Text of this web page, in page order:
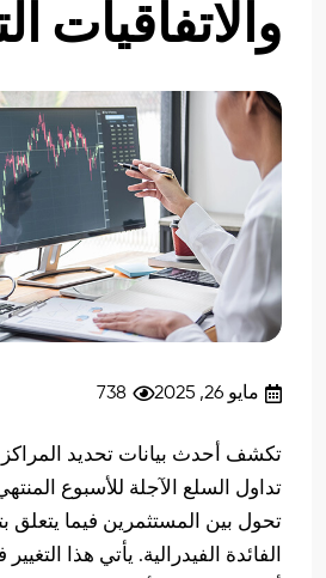
والاتفاقيات
مايو 26, 2025 738
تكشف أحدث بيانات تحديد
تحول بين المستثمرين فيما يتعلق
الفائدة الفيدرالية. يأتي هذا